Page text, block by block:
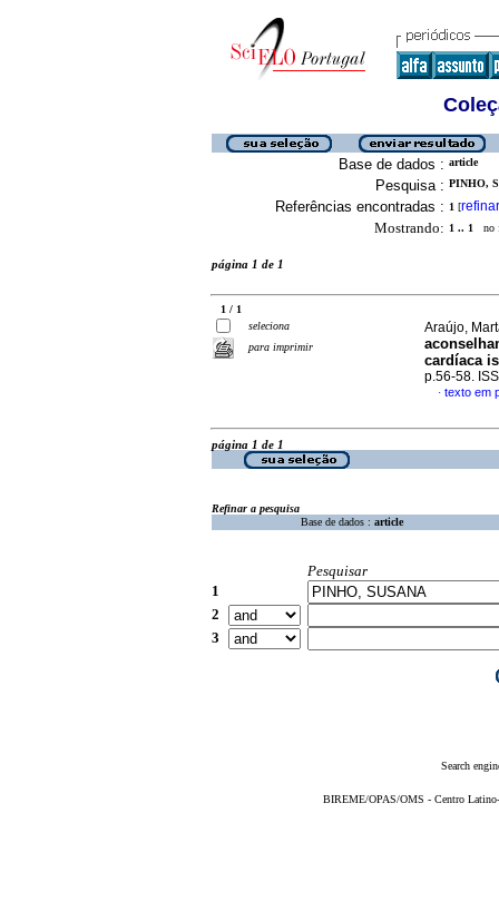
Base de dados : article
Pesquisa : PINHO,
Referências encontradas : 1 [refinar
Mostrando: 1 .. 1 no
página 1 de 1
1 / 1
seleciona
para imprimir
Araújo,
cardíaca
p.56-58.
· texto em
página 1 de 1
Refinar a pesquisa
Base de dados : article
Pesquisar
1
2
3
Search
BIREME/OPAS/OMS - Centro Latino-